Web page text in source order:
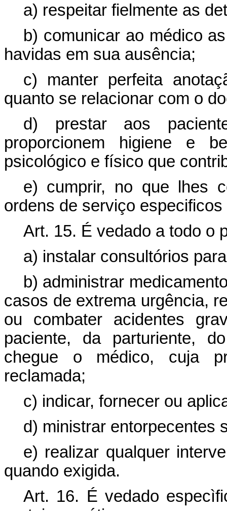
a) respeitar fielmente as
b) comunicar ao médico
havidas em sua ausência;
c) manter perfeita
quanto se relacionar com o
d) prestar aos
proporcionem higiene e
psicológico e físico que
e) cumprir, no que lhes
ordens de serviço
Art. 15. É vedado a todo o
a) instalar consultórios
b) administrar
casos de extrema urgência,
ou combater acidentes
paciente, da parturiente,
chegue o médico, cuja
reclamada;
c) indicar, fornecer ou
d) ministrar entorpecentes
e) realizar qualquer
quando exigida.
Art. 16. É vedado